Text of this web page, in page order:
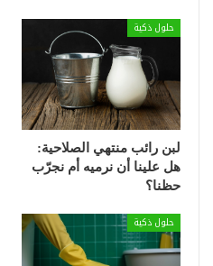
حلول ذكية
لبن رائب منتهي الصلاحية:
هل علينا أن نرميه أم نجرّب
حظنا؟
حلول ذكية